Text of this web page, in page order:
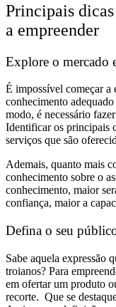
Principais
a empreender
Explore o mercado
É impossível começar a
conhecimento
modo, é necessário
Identificar os principais
serviços que são
Ademais, quanto mais
conhecimento sobre o
conhecimento, maior
confiança, maior a
Defina o seu
Sabe aquela expressão
troianos? Para
em ofertar um produto
recorte. Que se